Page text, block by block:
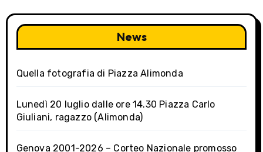
News
Quella fotografia di Piazza Alimonda
Lunedì 20 luglio dalle ore 14.30 Piazza Carlo
Giuliani, ragazzo (Alimonda)
Genova 2001-2026 – Corteo Nazionale promosso